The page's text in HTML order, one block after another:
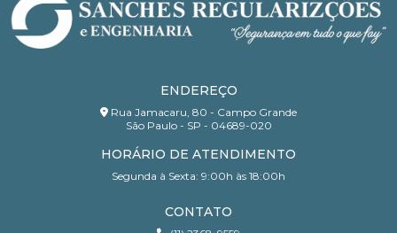
ENDEREÇO
Rua Jamacaru, 80 - Campo Grande
São Paulo - SP - 04689-020
HORÁRIO DE ATENDIMENTO
Segunda à Sexta: 9:00h às 18:00h
CONTATO